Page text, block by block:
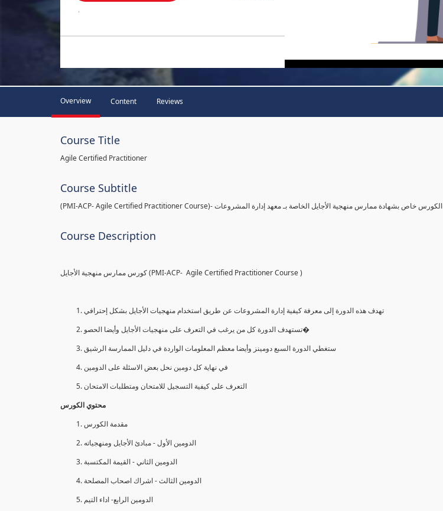
.
Overview Content Reviews
Course Title
Agile Certified Practitioner
Course Subtitle
(PMI-ACP- Agile Certified Practitioner Course)- الكورس خاص بشهادة ممارس منهجية الأجايل الخاصة بـ معهد إدارة المشروعات
Course Description
كورس ممارس منهجية الأجايل (PMI-ACP- Agile Certified Practitioner Course )
تهدف هذه الدورة إلى معرفة كيفية إدارة المشروعات عن طريق استخدام منهجيات الأجايل بشكل إحترافي
تستهدف الدورة كل من يرغب في التعرف على منهجيات الأجايل وأيضا الحصو�
ستغطي الدورة السبع دومينز وأيضا معظم المعلومات الواردة في دليل الممارسة الرشيق
في نهاية كل دومين نحل بعض الاسئلة على الدومين
التعرف على كيفية التسجيل للامتحان ومتطلبات الامتحان
محتوي الكورس
مقدمة الكورس
الدومين الأول - مبادئ الأجايل ومنهجياته
الدومين الثاني - القيمة المكتسبة
الدومين الثالث - اشراك اصحاب المصلحة
الدومين الرابع- اداء التيم